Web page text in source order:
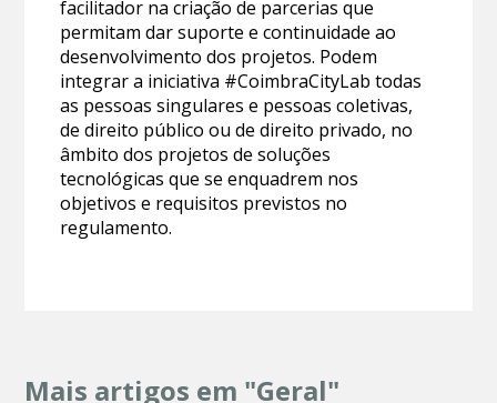
facilitador na criação de parcerias que
permitam dar suporte e continuidade ao
desenvolvimento dos projetos. Podem
integrar a iniciativa #CoimbraCityLab todas
as pessoas singulares e pessoas coletivas,
de direito público ou de direito privado, no
âmbito dos projetos de soluções
tecnológicas que se enquadrem nos
objetivos e requisitos previstos no
regulamento.
Mais artigos em "Geral"